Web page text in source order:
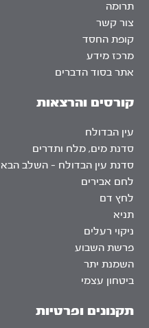
תרומה
צור קשר
קופת החסד
מרכז מידע
אתר בסוד הדברים
קורסים והרצאות
עין הבדולח
סדנת מים, מלח ותדרים
סדנת עין הבדולח – השלב הבא
לחם אבירים
לחץ דם
תניא
ניקוי רעלים
פרשת השבוע
השמנת יתר
ביטחון עצמי
תקנונים ופרטיות